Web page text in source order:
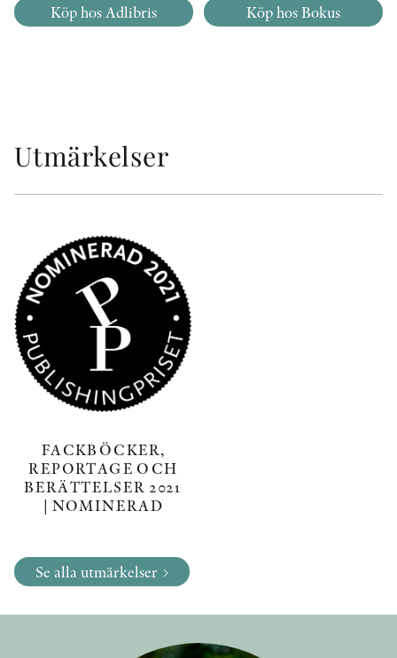
Köp hos Adlibris Köp hos Bokus
Utmärkelser
FACKBÖCKER,
REPORTAGE OCH
BERÄTTELSER 2021
| NOMINERAD
Se alla utmärkelser